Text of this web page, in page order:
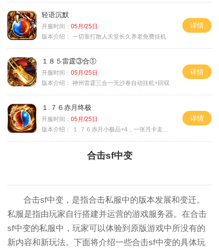
轻语沉默
开服时间： 05月/25日
版本介绍： 一切靠打散人天堂长久养老免费挂机
详情
１８５雷霆③合①
开服时间： 05月/25日
版本介绍： 神州雷霆三合一无沙卷自动挂机+回収
详情
１.７６赤月终极
开服时间： 05月/25日
版本介绍：
１.７６赤月小极品+4，一张月卡走天涯a
详情
合击sf中变
合击sf中变，是指合击私服中的版本发展和变迁。
私服是指由玩家自行搭建并运营的游戏服务器。在合击
sf中变的私服中，玩家可以体验到原版游戏中所没有的
新内容和新玩法。下面将介绍一些合击sf中变的具体玩